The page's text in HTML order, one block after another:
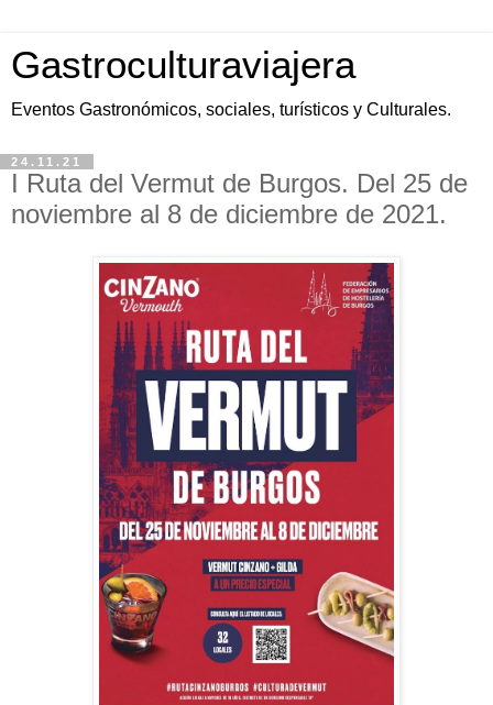
Gastroculturaviajera
Eventos Gastronómicos, sociales, turísticos y Culturales.
24.11.21
I Ruta del Vermut de Burgos. Del 25 de
noviembre al 8 de diciembre de 2021.